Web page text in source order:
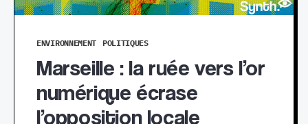
ENVIRONNEMENT POLITIQUES
Marseille : la ruée vers l’or
numérique écrase
l’opposition locale